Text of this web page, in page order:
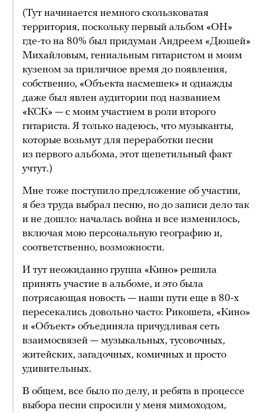
(Тут начинается немного скользковатая
территория, поскольку первый альбом «ОН»
где-то на 80% был придуман Андреем «Дюшей»
Михайловым, гениальным гитаристом и моим
кузеном за приличное время до появления,
собственно, «Объекта насмешек» и однажды
даже был явлен аудитории под названием
«КСК» — с моим участием в роли второго
гитариста. Я только надеюсь, что музыканты,
которые возьмут для переработки песни
из первого альбома, этот щепетильный факт
учтут.)
Мне тоже поступило предложение об участии,
я без труда выбрал песню, но до записи дело так
и не дошло: началась война и все изменилось,
включая мою персональную географию и,
соответственно, возможности.
И тут неожиданно группа «Кино» решила
принять участие в альбоме, и это была
потрясающая новость — наши пути еще в 80-х
пересекались довольно часто: Рикошета, «Кино»
и «Объект» объединяла причудливая сеть
взаимосвязей — музыкальных, тусовочных,
житейских, загадочных, комичных и просто
удивительных.
В общем, все было по делу, и ребята в процессе
выбора песни спросили у меня мимоходом,